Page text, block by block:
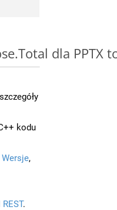
dla PPTX
kodu
Wersje,
REST.